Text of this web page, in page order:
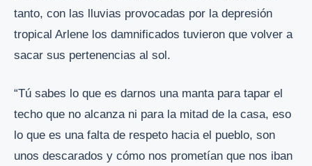
tanto, con las lluvias provocadas por la depresión
tropical Arlene los damnificados tuvieron que volver a
sacar sus pertenencias al sol.
“Tú sabes lo que es darnos una manta para tapar el
techo que no alcanza ni para la mitad de la casa, eso
lo que es una falta de respeto hacia el pueblo, son
unos descarados y cómo nos prometían que nos iban